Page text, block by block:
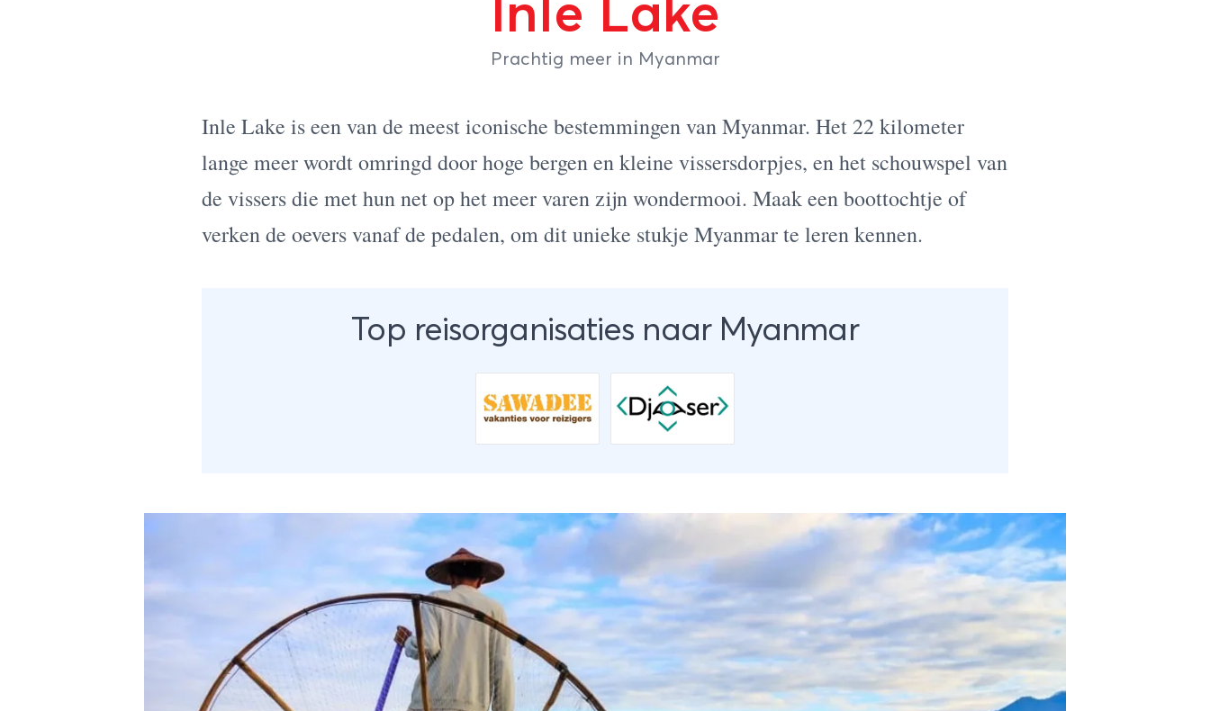
Inle Lake
Prachtig meer in Myanmar
Inle Lake is een van de meest iconische bestemmingen van Myanmar. Het 22 kilometer
lange meer wordt omringd door hoge bergen en kleine vissersdorpjes, en het schouwspel van
de vissers die met hun net op het meer varen zijn wondermooi. Maak een boottochtje of
verken de oevers vanaf de pedalen, om dit unieke stukje Myanmarte leren kennen.
Top reisorganisaties naar Myanmar